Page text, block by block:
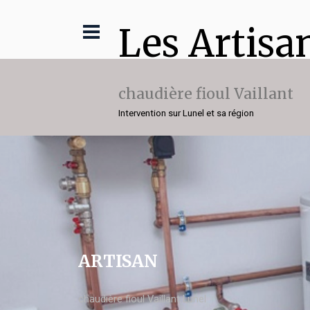
Les
chaudière fioul Vaillant
Intervention sur Lunel et sa région
ARTISAN
chaudière fioul Vaillant Lunel